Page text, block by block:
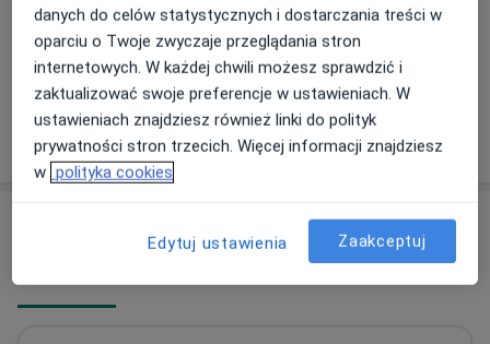
Dobór wartości korekcji u dorosłych
Od 239 zł Szczegóły
W jaki sposób ustalane są ceny?
Adres 4
danych do celów statystycznych i dostarczania treści w
oparciu o Twoje zwyczaje przeglądania stron
internetowych. W każdej chwili możesz sprawdzić i
zaktualizować swoje preferencje w ustawieniach. W
ustawieniach znajdziesz również linki do polityk
prywatności stron trzecich. Więcej informacji znajdziesz
w polityka cookies
Edytuj ustawienia Zaakceptuj